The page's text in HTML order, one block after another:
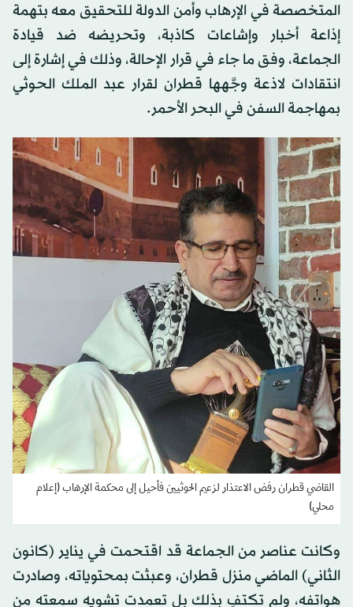
المتخصصة في الإرهاب وأمن الدولة للتحقيق معه بتهمة
إذاعة أخبار وإشاعات كاذبة، وتحريضه ضد قيادة
الجماعة، وفق ما جاء في قرار الإحالة، وذلك في إشارة إلى
انتقادات لاذعة وجَّهها قطران لقرار عبد الملك الحوثي
بمهاجمة السفن في البحر الأحمر.
القاضي قطران رفض الاعتذار لزعيم الحوثيين فأحيل إلى محكمة الإرهاب (إعلام
محلي)
وكانت عناصر من الجماعة قد اقتحمت في يناير (كانون
الثاني) الماضي منزل قطران، وعبثت بمحتوياته، وصادرت
هواتفه، ولم تكتفِ بذلك بل تعمدت تشويه سمعته من